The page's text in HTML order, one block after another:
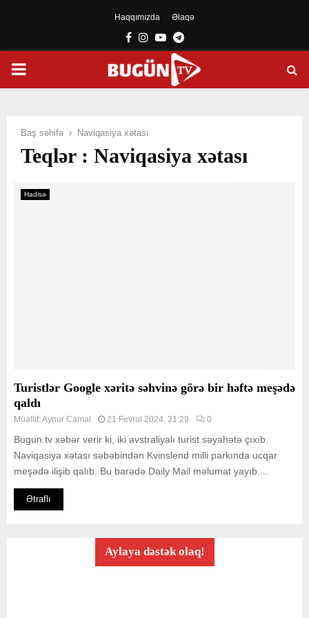
Haqqımızda Əlaqə
Facebook
Instagram
YoutubeTelegram
PRIMARY
Baş səhifə Naviqasiya xətası
Teqlər : Naviqasiya xətası
Hadisə
Turistlər Google xəritə səhvinə görə bir həftə meşədə
qaldı
Müəllif:Aynur Camal 21 Fevral 2024, 21:29 0
Bugun.tv xəbər verir ki, iki avstraliyalı turist səyahətə çıxıb.
Naviqasiya xətası səbəbindən Kvinslend milli parkında ucqar
meşədə ilişib qalıb. Bu barədə Daily Mail məlumat yayıb....
Ətraflı
Aylaya dəstək olaq!